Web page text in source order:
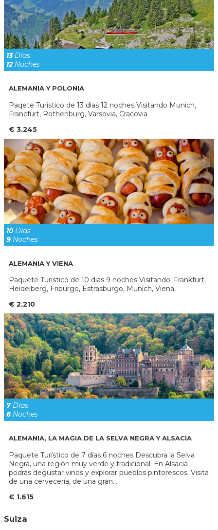
13Días
12Noches
ALEMANIA Y POLONIA
Paqete Turistico de 13 dias 12 noches Visitando Munich,
Francfurt, Rothenburg, Varsovia, Cracovia
€ 3.245
10Días
9 Noches
ALEMANIA Y VIENA
Paquete Turistico de 10 dias 9 noches Visitando; Frankfurt,
Heidelberg, Friburgo, Estrasburgo, Munich, Viena,
€ 2.210
7Días
6 Noches
ALEMANIA, LA MAGIA DE LA SELVA NEGRA Y ALSACIA
Paquete Turístico de 7 días 6 noches Descubra la Selva
Negra, una región muy verde y tradicional. En Alsacia
podrás degustar vinos y explorar pueblos pintorescos. Visita
de una cervecería, de una gran...
€ 1.615
Suiza